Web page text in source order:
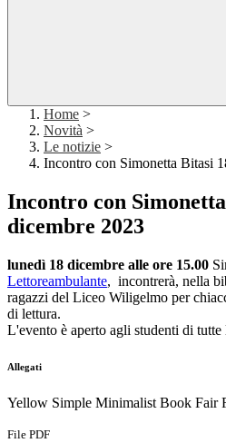
Home >
Novità >
Le notizie >
Incontro con Simonetta Bitasi
Incontro con
dicembre 2023
lunedì 18 dicembre alle ore 15.00
Lettoreambulante, incontrerà, nella
ragazzi del Liceo Wiligelmo per
di lettura.
L'evento è aperto agli studenti di tutte
Allegati
Yellow Simple Minimalist Book Fair
File PDF